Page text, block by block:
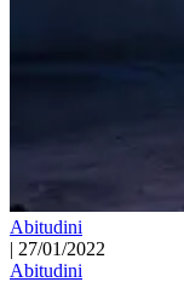
Abitudini
| 27/01/2022
Abitudini